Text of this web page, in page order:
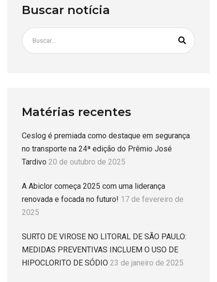
Buscar notícia
Matérias recentes
Ceslog é premiada como destaque em segurança
no transporte na 24ª edição do Prêmio José
Tardivo 20 de outubro de 2025
A Abiclor começa 2025 com uma liderança
renovada e focada no futuro! 17 de fevereiro de
2025
SURTO DE VIROSE NO LITORAL DE SÃO PAULO:
MEDIDAS PREVENTIVAS INCLUEM O USO DE
HIPOCLORITO DE SÓDIO 23 de janeiro de 2025